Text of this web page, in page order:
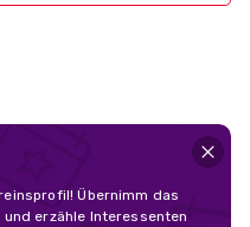
Übernimm das
erzähle Interessenten